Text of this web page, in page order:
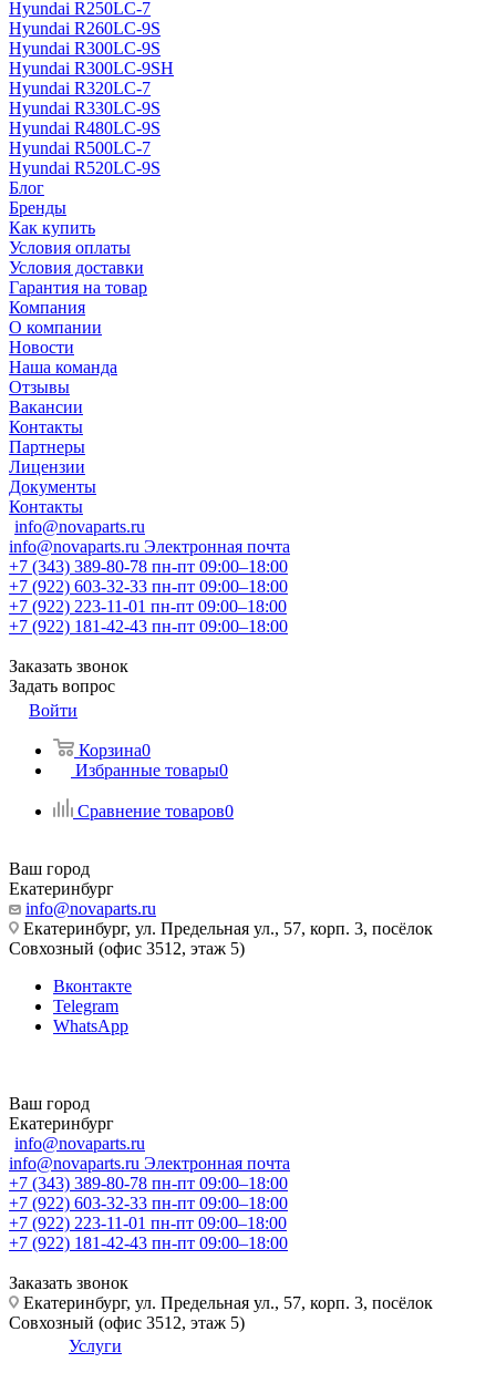
Hyundai R250LC-7
Hyundai R260LC-9S
Hyundai R300LC-9S
Hyundai R300LC-9SH
Hyundai R320LC-7
Hyundai R330LC-9S
Hyundai R480LC-9S
Hyundai R500LC-7
Hyundai R520LC-9S
Блог
Бренды
Как купить
Условия оплаты
Условия доставки
Гарантия на товар
Компания
О компании
Новости
Наша команда
Отзывы
Вакансии
Контакты
Партнеры
Лицензии
Документы
Контакты
info@novaparts.ru
info@novaparts.ru Электронная почта
+7 (343) 389-80-78 пн-пт 09:00–18:00
+7 (922) 603-32-33 пн-пт 09:00–18:00
+7 (922) 223-11-01 пн-пт 09:00–18:00
+7 (922) 181-42-43 пн-пт 09:00–18:00
Заказать звонок
Задать вопрос
Войти
Корзина0
Избранные товары0
Сравнение товаров0
Ваш город
Екатеринбург
info@novaparts.ru
Екатеринбург, ул. Предельная ул., 57, корп. 3, посёлок
Совхозный (офис 3512, этаж 5)
Вконтакте
Telegram
WhatsApp
Ваш город
Екатеринбург
info@novaparts.ru
info@novaparts.ru Электронная почта
+7 (343) 389-80-78 пн-пт 09:00–18:00
+7 (922) 603-32-33 пн-пт 09:00–18:00
+7 (922) 223-11-01 пн-пт 09:00–18:00
+7 (922) 181-42-43 пн-пт 09:00–18:00
Заказать звонок
Екатеринбург, ул. Предельная ул., 57, корп. 3, посёлок
Совхозный (офис 3512, этаж 5)
Услуги